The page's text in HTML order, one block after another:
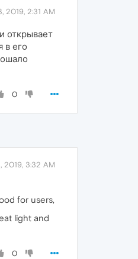
2019, 2:31 AM
открывает
в его
0
2019, 3:32 AM
for users,
light and
0